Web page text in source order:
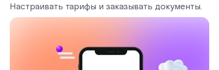
Настраивать тарифы и заказывать документы.